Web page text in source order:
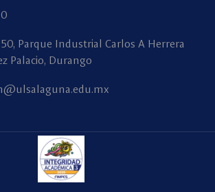
Parque Industrial Carlos A Herrera
Palacio, Durango